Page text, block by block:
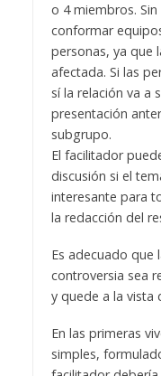
o 4 miembros.
conformar
personas, ya que
afectada. Si las
sí la relación va a
presentación
subgrupo.
El facilitador
discusión si el
interesante para
la redacción del
Es adecuado que
controversia sea
y quede a la vista
En las primeras
simples,